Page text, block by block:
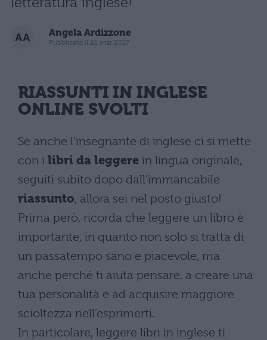
Angela Ardizzone
Pubblicato il 21 mar 2017
RIASSUNTI IN INGLESE
ONLINE SVOLTI
Se anche l’insegnante di inglese ci si mette
con i libri da leggere in lingua originale,
seguiti subito dopo dall’immancabile
riassunto, allora sei nel posto giusto!
Prima però, ricorda che leggere un libro è
importante, in quanto non solo si tratta di
un passatempo sano e piacevole, ma
anche perché ti aiuta pensare, a creare una
tua personalità e ad acquisire maggiore
scioltezza nell’esprimerti.
In particolare, leggere libri in inglese ti